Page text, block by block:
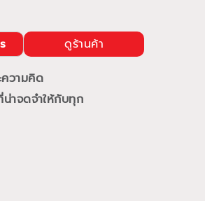
ดูร้านค้า
วามคิด
าจดจำให้กับทุก